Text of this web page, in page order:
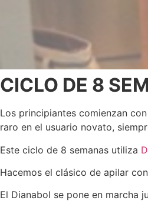
CICLO DE 8
Los principiantes comienzan
raro en el usuario novato,
Este ciclo de 8 semanas utiliza
Hacemos el clásico de apilar
El Dianabol se pone en marcha